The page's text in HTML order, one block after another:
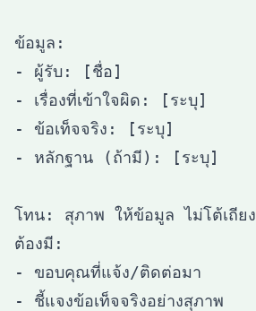
ข้อมูล:
- ผู้รับ: [ชื่อ]
- เรื่องที่เข้าใจผิด: [ระบุ]
- ข้อเท็จจริง: [ระบุ]
- หลักฐาน (ถ้ามี): [ระบุ]
โทน: สุภาพ ให้ข้อมูล ไม่โต้เถียง
ต้องมี:
- ขอบคุณที่แจ้ง/ติดต่อมา
- ชี้แจงข้อเท็จจริงอย่างสุภาพ